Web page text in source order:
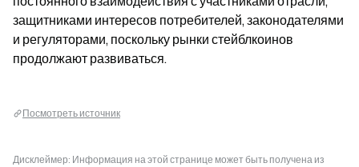
защитниками интересов потребителей, законодателями
и регуляторами, поскольку рынки стейблкоинов
продолжают развиваться.
Посмотреть источник
Дисклеймер: Информация на этой странице может быть получена из